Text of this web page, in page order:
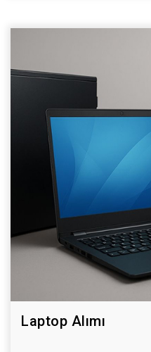
Laptop Alımı